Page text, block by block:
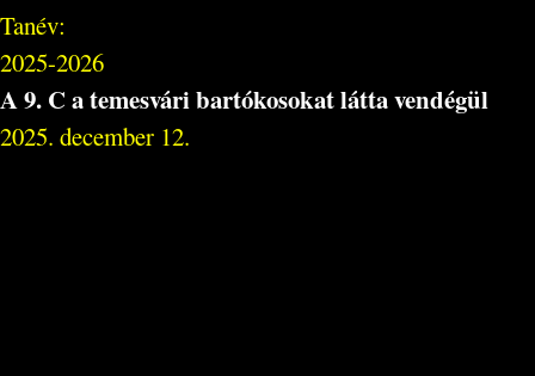
Tanév:
2025-2026
A 9. C a temesvári bartókosokat látta vendégül
2025. december 12.